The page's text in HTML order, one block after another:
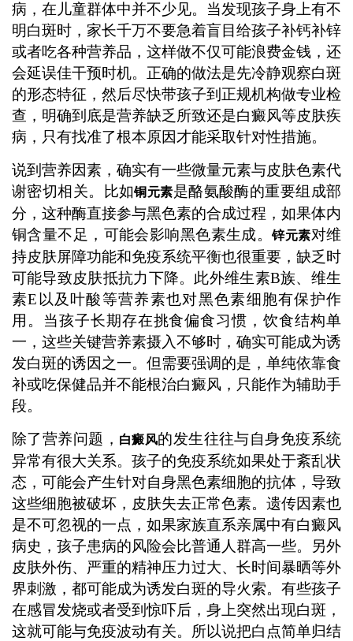
病，在儿童群体中并不少见。当发现孩子身上有不
明白斑时，家长千万不要急着盲目给孩子补钙补锌
或者吃各种营养品，这样做不仅可能浪费金钱，还
会延误佳干预时机。正确的做法是先冷静观察白斑
的形态特征，然后尽快带孩子到正规机构做专业检
查，明确到底是营养缺乏所致还是白癜风等皮肤疾
病，只有找准了根本原因才能采取针对性措施。
说到营养因素，确实有一些微量元素与皮肤色素代
谢密切相关。比如铜元素是酪氨酸酶的重要组成部
分，这种酶直接参与黑色素的合成过程，如果体内
铜含量不足，可能会影响黑色素生成。锌元素对维
持皮肤屏障功能和免疫系统平衡也很重要，缺乏时
可能导致皮肤抵抗力下降。此外维生素B族、维生
素E以及叶酸等营养素也对黑色素细胞有保护作
用。当孩子长期存在挑食偏食习惯，饮食结构单
一，这些关键营养素摄入不够时，确实可能成为诱
发白斑的诱因之一。但需要强调的是，单纯依靠食
补或吃保健品并不能根治白癜风，只能作为辅助手
段。
除了营养问题， 白癜风的发生往往与自身免疫系统
异常有很大关系。孩子的免疫系统如果处于紊乱状
态，可能会产生针对自身黑色素细胞的抗体，导致
这些细胞被破坏，皮肤失去正常色素。遗传因素也
是不可忽视的一点，如果家族直系亲属中有白癜风
病史，孩子患病的风险会比普通人群高一些。另外
皮肤外伤、严重的精神压力过大、长时间暴晒等外
界刺激，都可能成为诱发白斑的导火索。有些孩子
在感冒发烧或者受到惊吓后，身上突然出现白斑，
这就可能与免疫波动有关。所以说把白点简单归结